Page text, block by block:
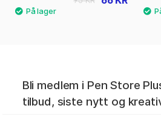
Bli medlem i Pen Store
tilbud, siste nytt og